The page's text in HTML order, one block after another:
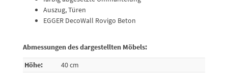
Auszug, Türen
EGGER DecoWall Rovigo Beton
Abmessungen des dargestellten Möbels:
Höhe:
40 cm